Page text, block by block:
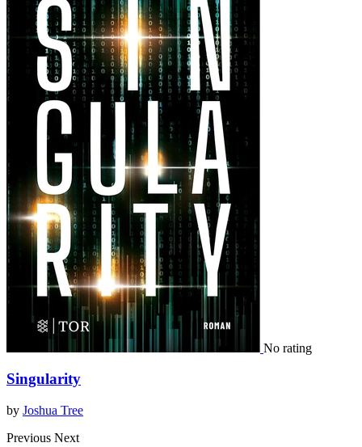
No rating
Singularity
by Joshua Tree
Previous Next